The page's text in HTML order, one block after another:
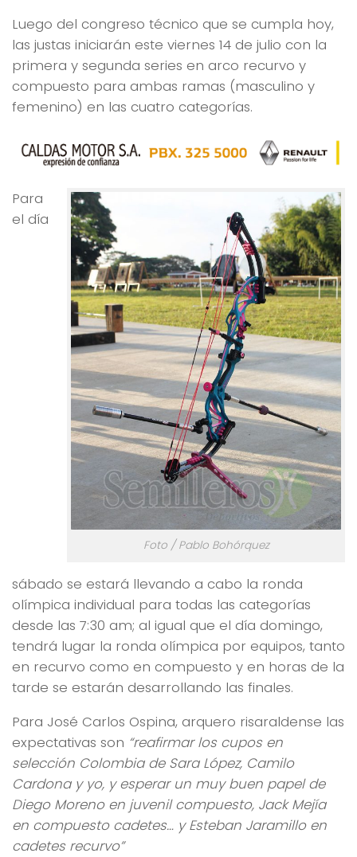
Luego del congreso técnico que se cumpla hoy,
las justas iniciarán este viernes 14 de julio con la
primera y segunda series en arco recurvo y
compuesto para ambas ramas (masculino y
femenino) en las cuatro categorías.
Foto / Pablo Bohórquez
Para
el día
sábado se estará llevando a cabo la ronda
olímpica individual para todas las categorías
desde las 7:30 am; al igual que el día domingo,
tendrá lugar la ronda olímpica por equipos, tanto
en recurvo como en compuesto y en horas de la
tarde se estarán desarrollando las finales.
Para José Carlos Ospina, arquero risaraldense las
expectativas son “reafirmar los cupos en
selección Colombia de Sara López, Camilo
Cardona y yo, y esperar un muy buen papel de
Diego Moreno en juvenil compuesto, Jack Mejía
en compuesto cadetes… y Esteban Jaramillo en
cadetes recurvo”